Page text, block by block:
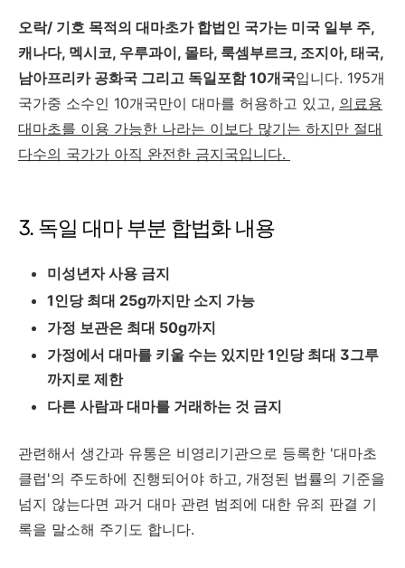
오락/ 기호 목적의 대마초가 합법인 국가는 미국 일부 주,
캐나다, 멕시코, 우루과이, 몰타, 룩셈부르크, 조지아, 태국,
남아프리카 공화국 그리고 독일포함 10개국입니다. 195개
국가중 소수인 10개국만이 대마를 허용하고 있고, 의료용
대마초를 이용 가능한 나라는 이보다 많기는 하지만 절대
다수의 국가가 아직 완전한 금지국입니다.
3. 독일 대마 부분 합법화 내용
미성년자 사용 금지
1인당 최대 25g까지만 소지 가능
가정 보관은 최대 50g까지
가정에서 대마를 키울 수는 있지만 1인당 최대 3그루
까지로 제한
다른 사람과 대마를 거래하는 것 금지
관련해서 생간과 유통은 비영리기관으로 등록한 '대마초
클럽'의 주도하에 진행되어야 하고, 개정된 법률의 기준을
넘지 않는다면 과거 대마 관련 범죄에 대한 유죄 판결 기
록을 말소해 주기도 합니다.